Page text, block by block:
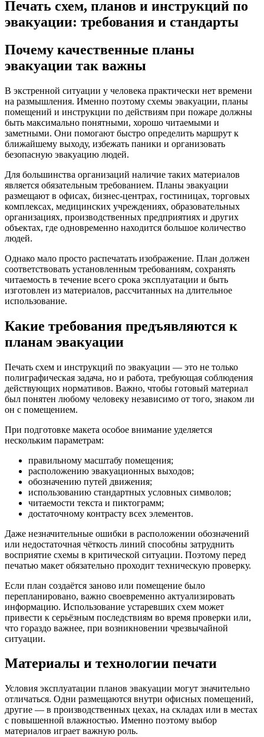
Печать схем, планов и инструкций по
эвакуации: требования и стандарты
Почему качественные планы
эвакуации так важны
В экстренной ситуации у человека практически нет времени
на размышления. Именно поэтому схемы эвакуации, планы
помещений и инструкции по действиям при пожаре должны
быть максимально понятными, хорошо читаемыми и
заметными. Они помогают быстро определить маршрут к
ближайшему выходу, избежать паники и организовать
безопасную эвакуацию людей.
Для большинства организаций наличие таких материалов
является обязательным требованием. Планы эвакуации
размещают в офисах, бизнес-центрах, гостиницах, торговых
комплексах, медицинских учреждениях, образовательных
организациях, производственных предприятиях и других
объектах, где одновременно находится большое количество
людей.
Однако мало просто распечатать изображение. План должен
соответствовать установленным требованиям, сохранять
читаемость в течение всего срока эксплуатации и быть
изготовлен из материалов, рассчитанных на длительное
использование.
Какие требования предъявляются к
планам эвакуации
Печать схем и инструкций по эвакуации — это не только
полиграфическая задача, но и работа, требующая соблюдения
действующих нормативов. Важно, чтобы готовый материал
был понятен любому человеку независимо от того, знаком ли
он с помещением.
При подготовке макета особое внимание уделяется
нескольким параметрам:
правильному масштабу помещения;
расположению эвакуационных выходов;
обозначению путей движения;
использованию стандартных условных символов;
читаемости текста и пиктограмм;
достаточному контрасту всех элементов.
Даже незначительные ошибки в расположении обозначений
или недостаточная чёткость линий способны затруднить
восприятие схемы в критической ситуации. Поэтому перед
печатью макет обязательно проходит техническую проверку.
Если план создаётся заново или помещение было
перепланировано, важно своевременно актуализировать
информацию. Использование устаревших схем может
привести к серьёзным последствиям во время проверки или,
что гораздо важнее, при возникновении чрезвычайной
ситуации.
Материалы и технологии печати
Условия эксплуатации планов эвакуации могут значительно
отличаться. Одни размещаются внутри офисных помещений,
другие — в производственных цехах, на складах или в местах
с повышенной влажностью. Именно поэтому выбор
материалов играет важную роль.